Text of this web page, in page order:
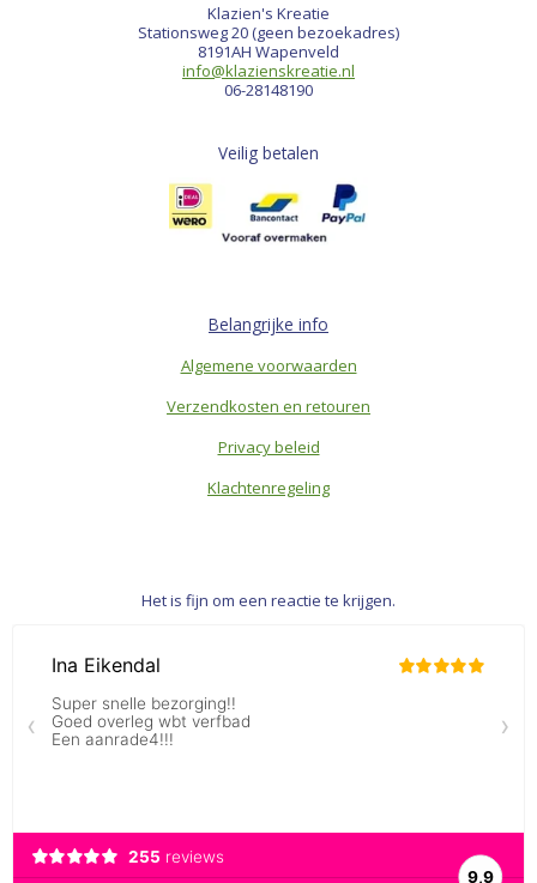
Klazien's Kreatie
Stationsweg 20 (geen bezoekadres)
8191AH Wapenveld
info@klazienskreatie.nl
06-28148190
Veilig betalen
Belangrijke info
Algemene voorwaarden
Verzendkosten en retouren
Privacy beleid
Klachtenregeling
Het is fijn om een reactie te krijgen.